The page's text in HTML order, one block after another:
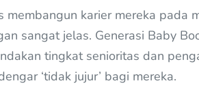
membangun karier mereka pada
sangat jelas. Generasi Baby
tingkat senioritas dan
‘tidak jujur’ bagi mereka.